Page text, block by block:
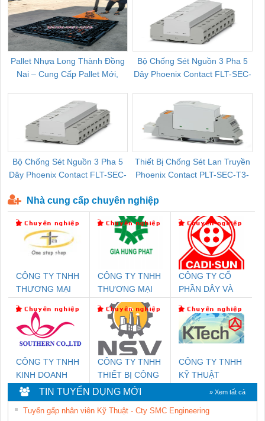
Pallet Nhựa Long Thành Đồng
Nai – Cung Cấp Pallet Mới,
Bộ Chống Sét Nguồn 3 Pha 5
Dây Phoenix Contact FLT-SEC-
Bộ Chống Sét Nguồn 3 Pha 5
Dây Phoenix Contact FLT-SEC-
Thiết Bị Chống Sét Lan Truyền
Phoenix Contact PLT-SEC-T3-
Nhà cung cấp chuyên nghiệp
CÔNG TY TNHH
THƯƠNG MẠI
NAM
CÔNG TY TNHH
THƯƠNG MẠI
DỊCH VỤ KỸ
THUẬT ĐIỆN CƠ
GIA HƯNG
PHÁT
CÔNG TY CỔ
PHẦN DÂY VÀ
THƯỢNG ĐÌNH
CÔNG TY TNHH
KINH DOANH
DỊCH VỤ XNK
PHƯƠNG NAM
CÔNG TY TNHH
THIẾT BỊ CÔNG
NGHIỆP NIHON
SETSUBI VIỆT
NAM
CÔNG TY TNHH
KỸ THUẬT
KTECH VIỆT
NAM
TIN TUYỂN DỤNG MỚI » Xem tất cả
Tuyển gấp nhân viên Kỹ Thuật - Cty SMC Engineering